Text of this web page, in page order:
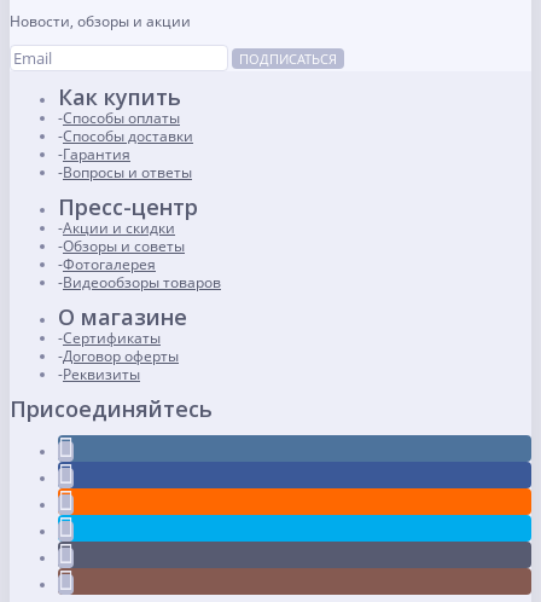
Новости, обзоры и акции
ПОДПИСАТЬСЯ
Как купить
Способы оплаты
Способы доставки
Гарантия
Вопросы и ответы
Пресс-центр
Акции и скидки
Обзоры и советы
Фотогалерея
Видеообзоры товаров
О магазине
Сертификаты
Договор оферты
Реквизиты
Присоединяйтесь